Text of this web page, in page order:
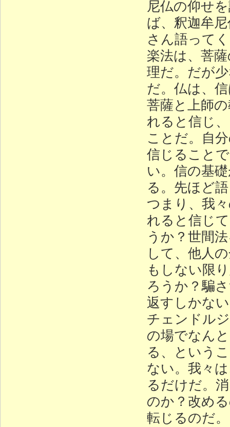
尼仏の仰せ
ば、釈迦牟
さん語って
楽法は、菩
理だ。だが
だ。仏は、
菩薩と上師
れると信じ
ことだ。自
信じること
い。信の基
る。先ほど
つまり、我
れると信じ
うか？世間
して、他人
もしない限
ろうか？騙
返すしかな
チェンドル
の場でなん
る、という
ない。我々
るだけだ。
のか？改め
転じるのだ。